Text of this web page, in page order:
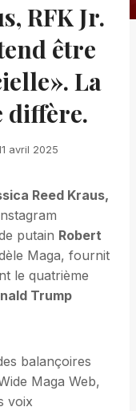
RFK Jr.
être
La
diffère.
avril 2025
Reed Kraus,
putain Robert
Maga, fournit
le quatrième
Trump
balançoires
Maga Web,
voix